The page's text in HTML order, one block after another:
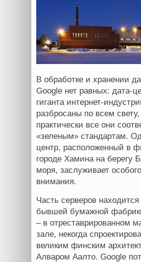
В обработке и хранении
Google нет равных: дата-
гиганта интернет-
разбросаны по всем
практически все они
«зеленым» стандартам.
центр, расположенный в
городе Хамина на берегу
моря, заслуживает особого
внимания.
Часть серверов
бывшей бумажной
– в отреставрированном
зале, некогда
великим финским
Алваром Аалто. Google